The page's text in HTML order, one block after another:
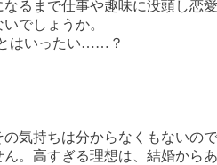
るまで仕事や趣味に没頭し恋
でしょうか。
はいったい……？
気持ちは分からなくもないの
高すぎる理想は、結婚から